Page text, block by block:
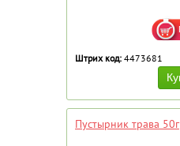
Штрих код: 4473681
Пустырник трава 50г